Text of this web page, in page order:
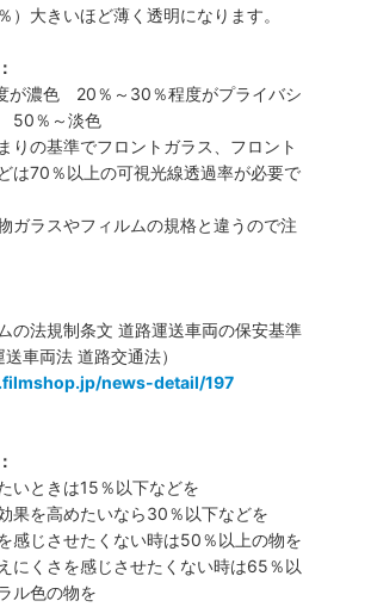
）大きいほど薄く透明になります。
が濃色 20％～30％程度がプライバシ
50％～淡色
りの基準でフロントガラス、フロント
は70％以上の可視光線透過率が必要で
ガラスやフィルムの規格と違うので注
の法規制条文 道路運送車両の保安基準
車両法 道路交通法）
news-detail/197
いときは15％以下などを
果を高めたいなら30％以下などを
感じさせたくない時は50％以上の物を
にくさを感じさせたくない時は65％以
ル色の物を